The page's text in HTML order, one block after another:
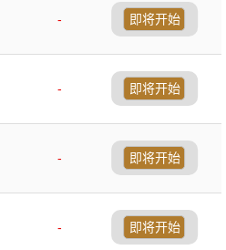
-
即将开始
-
即将开始
-
即将开始
-
即将开始